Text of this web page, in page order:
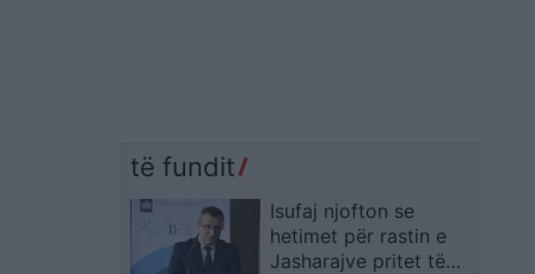
të fundit
Isufaj njofton se
hetimet për rastin e
Jasharajve pritet të